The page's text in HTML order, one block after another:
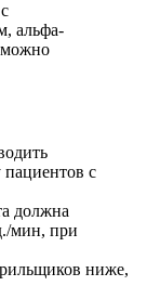
альфа-
пациентов с
должна
мин, при
ниже,